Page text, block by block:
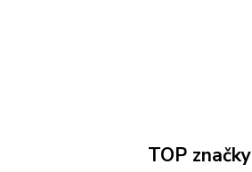
TOP značky